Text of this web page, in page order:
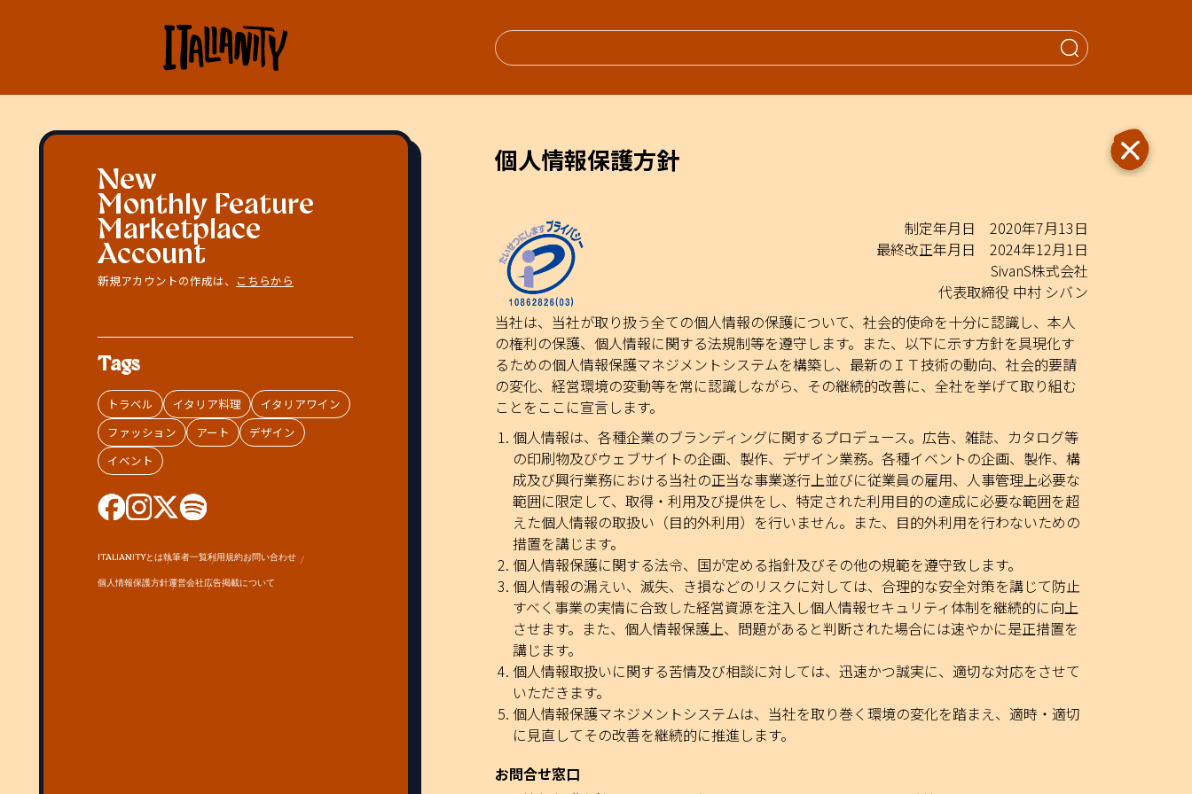
When
New
Monthly Feature
Marketplace
Account
新規アカウントの作成は、 こちらから
Tags
トラベル イタリア料理
イタリアワイン
ファッション
アート
デザイン
イベント
ITALIANITYとは執筆者一覧利用規約お問い合わせ
個人情報保護方針運営会社広告掲載について
個人情報保護方針
制定年月日 2020年7月13日
最終改正年月日 2024年12月1日
SivanS株式会社
代表取締役 中村 シバン
当社は、当社が取り扱う全ての個人情報の保護について、社会的使命を十分に認識し、本人
の権利の保護、個人情報に関する法規制等を遵守します。また、以下に示す方針を具現化す
るための個人情報保護マネジメントシステムを構築し、最新のＩＴ技術の動向、社会的要請
の変化、経営環境の変動等を常に認識しながら、その継続的改善に、全社を挙げて取り組む
ことをここに宣言します。
個人情報は、各種企業のブランディングに関するプロデュース。広告、雑誌、カタログ等
の印刷物及びウェブサイトの企画、製作、デザイン業務。各種イベントの企画、製作、構
成及び興行業務における当社の正当な事業遂行上並びに従業員の雇用、人事管理上必要な
範囲に限定して、取得・利用及び提供をし、特定された利用目的の達成に必要な範囲を超
えた個人情報の取扱い（目的外利用）を行いません。また、目的外利用を行わないための
措置を講じます。
個人情報保護に関する法令、国が定める指針及びその他の規範を遵守致します。
個人情報の漏えい、滅失、き損などのリスクに対しては、合理的な安全対策を講じて防止
すべく事業の実情に合致した経営資源を注入し個人情報セキュリティ体制を継続的に向上
させます。また、個人情報保護上、問題があると判断された場合には速やかに是正措置を
講じます。
個人情報取扱いに関する苦情及び相談に対しては、迅速かつ誠実に、適切な対応をさせて
いただきます。
個人情報保護マネジメントシステムは、当社を取り巻く環境の変化を踏まえ、適時・適切
に見直してその改善を継続的に推進します。
お問合せ窓口